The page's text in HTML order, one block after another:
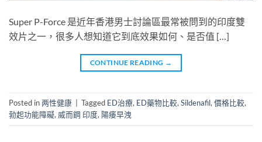
Super P-Force 是近年香港男士討論區最常被問到的印度雙
效片之一，很多人想知道它到底效果如何、是否值 […]
CONTINUE READING →
Posted in两性健康 Tagged ED治療, ED藥物比較, Sildenafil, 價格比較,
勃起功能障礙, 威而鋼 印度, 陽痿早洩